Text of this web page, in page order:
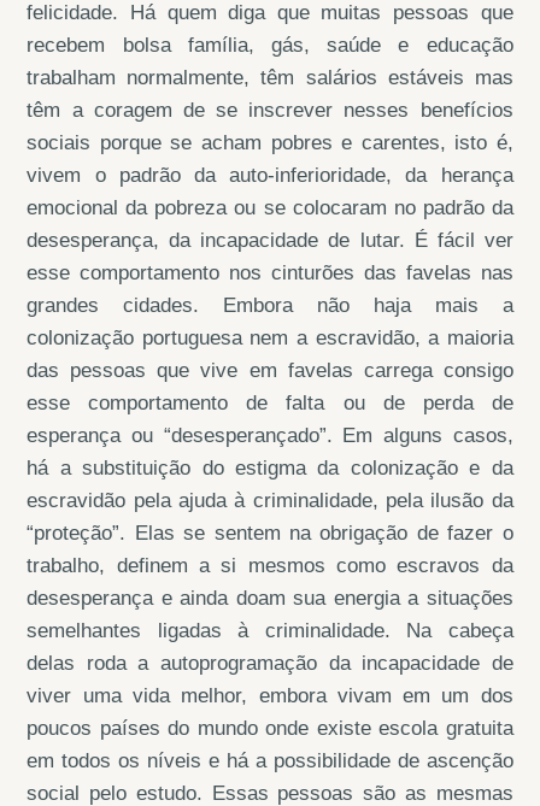
felicidade. Há quem diga que muitas pessoas que
recebem bolsa família, gás, saúde e educação
trabalham normalmente, têm salários estáveis mas
têm a coragem de se inscrever nesses benefícios
sociais porque se acham pobres e carentes, isto é,
vivem o padrão da auto-inferioridade, da herança
emocional da pobreza ou se colocaram no padrão da
desesperança, da incapacidade de lutar. É fácil ver
esse comportamento nos cinturões das favelas nas
grandes cidades. Embora não haja mais a
colonização portuguesa nem a escravidão, a maioria
das pessoas que vive em favelas carrega consigo
esse comportamento de falta ou de perda de
esperança ou “desesperançado”. Em alguns casos,
há a substituição do estigma da colonização e da
escravidão pela ajuda à criminalidade, pela ilusão da
“proteção”. Elas se sentem na obrigação de fazer o
trabalho, definem a si mesmos como escravos da
desesperança e ainda doam sua energia a situações
semelhantes ligadas à criminalidade. Na cabeça
delas roda a autoprogramação da incapacidade de
viver uma vida melhor, embora vivam em um dos
poucos países do mundo onde existe escola gratuita
em todos os níveis e há a possibilidade de ascenção
social pelo estudo. Essas pessoas são as mesmas